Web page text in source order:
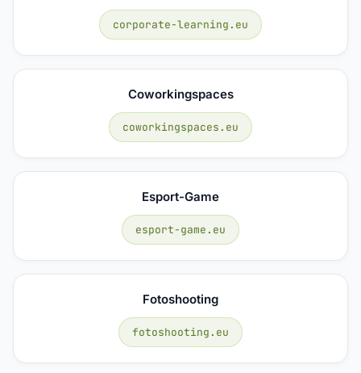
corporate-learning.eu
Coworkingspaces
coworkingspaces.eu
Esport-Game
esport-game.eu
Fotoshooting
fotoshooting.eu